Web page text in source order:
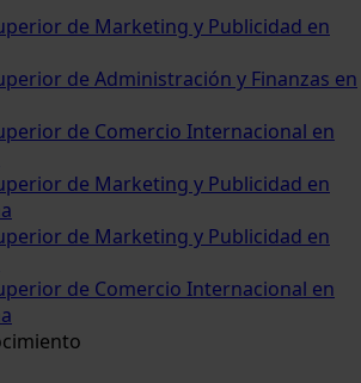
de Marketing y Publicidad en
de Administración y Finanzas en
de Comercio Internacional en
de Marketing y Publicidad en
de Marketing y Publicidad en
de Comercio Internacional en